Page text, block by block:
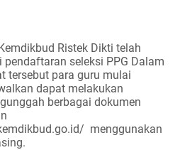
Ristek Dikti telah
seleksi PPG Dalam
tersebut para guru mulai
dapat melakukan
berbagai dokumen
menggunakan